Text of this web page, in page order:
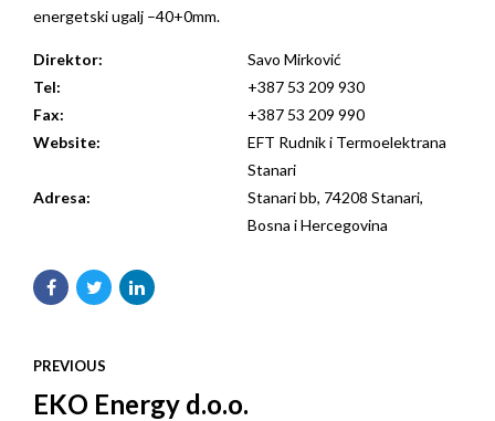
energetski ugalj –40+0mm.
Direktor:
Savo Mirković
Tel:
+387 53 209 930
Fax:
+387 53 209 990
Website:
EFT Rudnik i Termoelektrana
Stanari
Adresa:
Stanari bb, 74208 Stanari,
Bosna i Hercegovina
PREVIOUS
EKO Energy d.o.o.